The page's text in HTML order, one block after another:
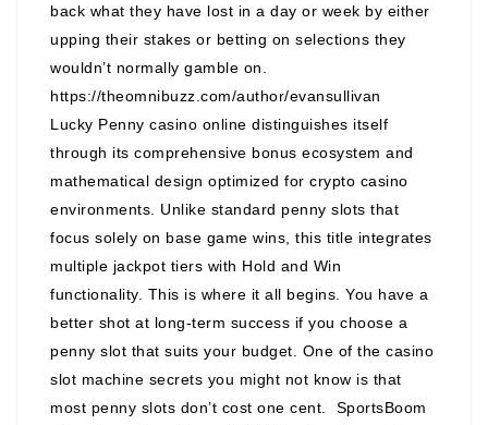
back what they have lost in a day or week by either
upping their stakes or betting on selections they
wouldn’t normally gamble on.
https://theomnibuzz.com/author/evansullivan
Lucky Penny casino online distinguishes itself
through its comprehensive bonus ecosystem and
mathematical design optimized for crypto casino
environments. Unlike standard penny slots that
focus solely on base game wins, this title integrates
multiple jackpot tiers with Hold and Win
functionality. This is where it all begins. You have a
better shot at long-term success if you choose a
penny slot that suits your budget. One of the casino
slot machine secrets you might not know is that
most penny slots don’t cost one cent. SportsBoom